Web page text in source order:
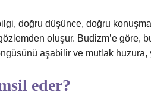
doğru düşünce, doğru
oluşur. Budizm’e göre,
aşabilir ve mutlak huzura,
eder?